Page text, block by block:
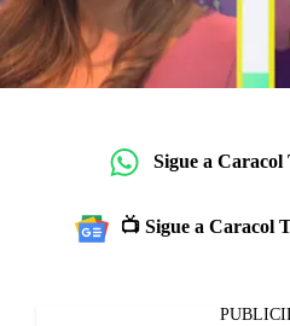
Sigue a
📺 Sigue a Caracol